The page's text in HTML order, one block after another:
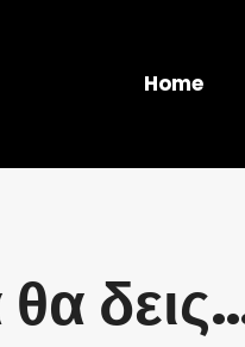
Home